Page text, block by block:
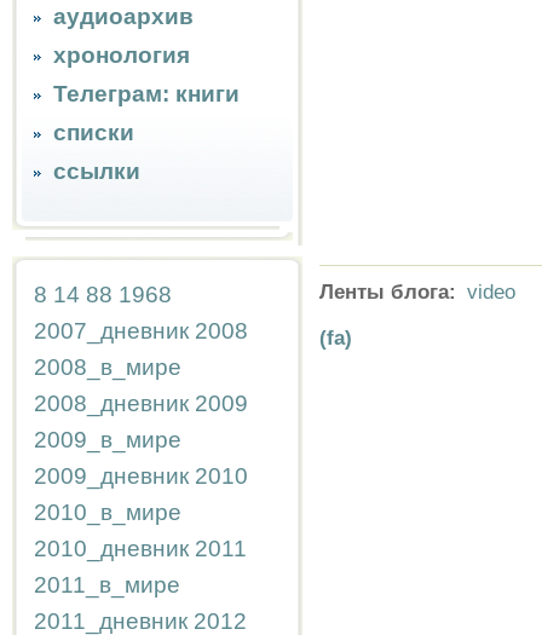
аудиоархив
хронология
Телеграм: книги
списки
ссылки
8 14 88 1968
2007_дневник 2008
2008_в_мире
2008_дневник 2009
2009_в_мире
2009_дневник 2010
2010_в_мире
2010_дневник 2011
2011_в_мире
2011_дневник 2012
Ленты блога: video
(fa)